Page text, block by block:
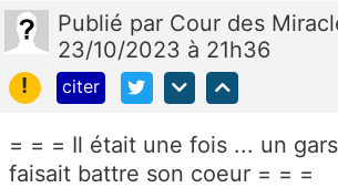
Publié par Cour des
23/10/2023 à 21h36
!
citer
= = = Il était une fois ... un
faisait battre son coeur = = =